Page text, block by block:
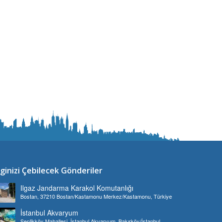
Çebilecek Gönderiler
Ilgaz Jandarma Karakol Komutanlığı
Bostan, 37210 Bostan/Kastamonu Merkez/Kastamonu, Türkiye
İstanbul Akvaryum